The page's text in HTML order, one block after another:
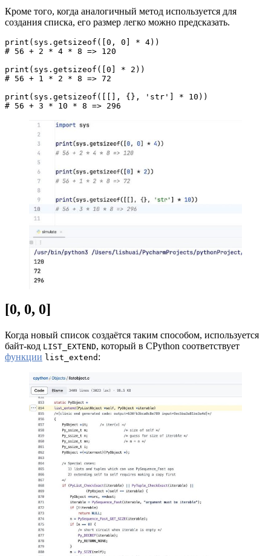
Кроме того, когда аналогичный метод используется для
создания списка, его размер легко можно предсказать.
print(sys.getsizeof([0, 0] * 4))
# 56 + 2 * 4 * 8 => 120
print(sys.getsizeof([0] * 2))
# 56 + 1 * 2 * 8 => 72
print(sys.getsizeof([[], {}, 'str'] * 10))
# 56 + 3 * 10 * 8 => 296
[0, 0, 0]
Когда новый список создаётся таким способом, используется
байт-код LIST_EXTEND, который в CPython соответствует
функции list_extend :